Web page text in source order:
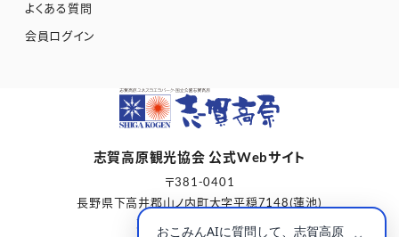
よくある質問
会員ログイン
志賀高原観光協会 公式Webサイト
〒381-0401
長野県下高井郡山ノ内町大字平穏7148(蓮池)
志賀高原総合会館98内